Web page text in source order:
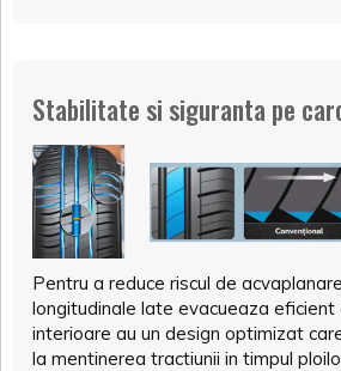
Stabilitate si siguranta pe
Pentru a reduce riscul de
longitudinale late evacueaza eficient
interioare au un design optimizat
la mentinerea tractiunii in timpul